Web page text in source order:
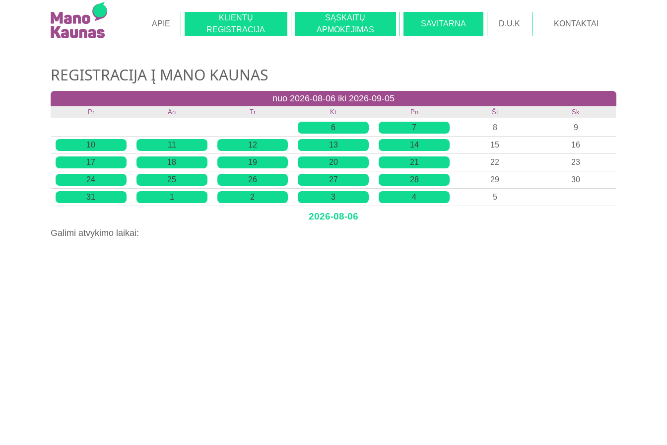
APIE
KLIENTŲ
REGISTRACIJA
SĄSKAITŲ
APMOKĖJIMAS
SAVITARNA D.U.K KONTAKTAI
REGISTRACIJA Į MANO KAUNAS
nuo 2026-08-06 iki 2026-09-05
Pr An Tr Kt Pn Št Sk
6 7 8 9
10 11 12 13 14 15 16
17 18 19 20 21 22 23
24 25 26 27 28 29 30
31 1 2 3 4 5
2026-08-06
Galimi atvykimo laikai: